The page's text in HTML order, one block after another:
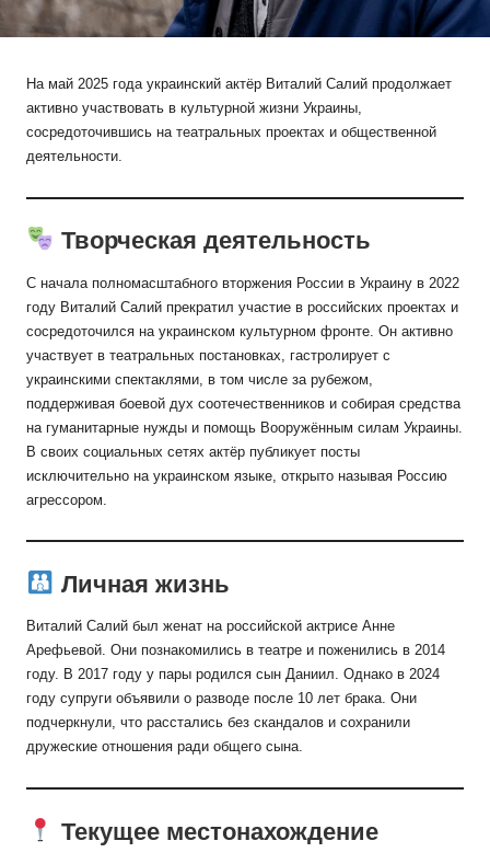
На май 2025 года украинский актёр Виталий Салий продолжает
активно участвовать в культурной жизни Украины,
сосредоточившись на театральных проектах и общественной
деятельности.
Творческая деятельность
С начала полномасштабного вторжения России в Украину в 2022
году Виталий Салий прекратил участие в российских проектах и
сосредоточился на украинском культурном фронте. Он активно
участвует в театральных постановках, гастролирует с
украинскими спектаклями, в том числе за рубежом,
поддерживая боевой дух соотечественников и собирая средства
на гуманитарные нужды и помощь Вооружённым силам Украины.
В своих социальных сетях актёр публикует посты
исключительно на украинском языке, открыто называя Россию
агрессором.
Личная жизнь
Виталий Салий был женат на российской актрисе Анне
Арефьевой. Они познакомились в театре и поженились в 2014
году. В 2017 году у пары родился сын Даниил. Однако в 2024
году супруги объявили о разводе после 10 лет брака. Они
подчеркнули, что расстались без скандалов и сохранили
дружеские отношения ради общего сына.
Текущее местонахождение